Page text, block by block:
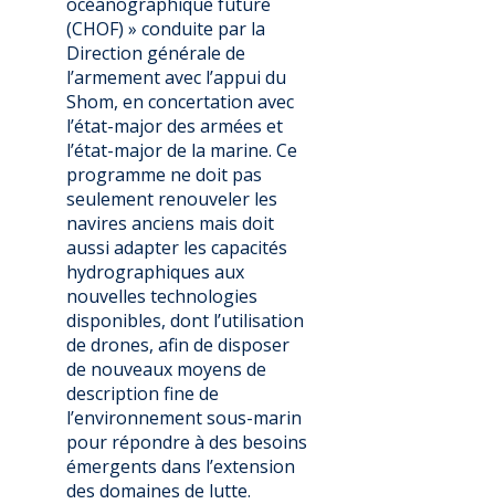
(CHOF) » conduite par la
Direction générale de
l’armement avec l’appui du
Shom, en concertation avec
l’état-major des armées et
l’état-major de la marine. Ce
programme ne doit pas
seulement renouveler les
navires anciens mais doit
aussi adapter les capacités
hydrographiques aux
nouvelles technologies
disponibles, dont l’utilisation
de drones, afin de disposer
de nouveaux moyens de
description fine de
l’environnement sous-marin
pour répondre à des besoins
émergents dans l’extension
des domaines de lutte.